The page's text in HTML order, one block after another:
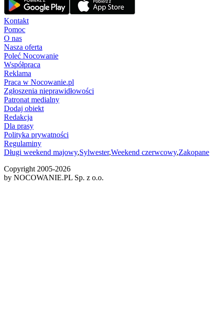
Kontakt
Pomoc
O nas
Nasza oferta
Poleć Nocowanie
Współpraca
Reklama
Praca w Nocowanie.pl
Zgłoszenia nieprawidłowości
Patronat medialny
Dodaj obiekt
Redakcja
Dla prasy
Polityka prywatności
Regulaminy
Długi weekend majowy,Sylwester,Weekend czerwcowy,Zakopane
Copyright 2005-2026
by NOCOWANIE.PL Sp. z o.o.